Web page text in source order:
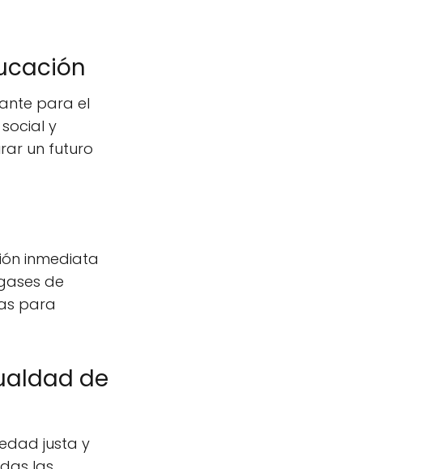
para el
y
un futuro
inmediata
de
para
de
justa y